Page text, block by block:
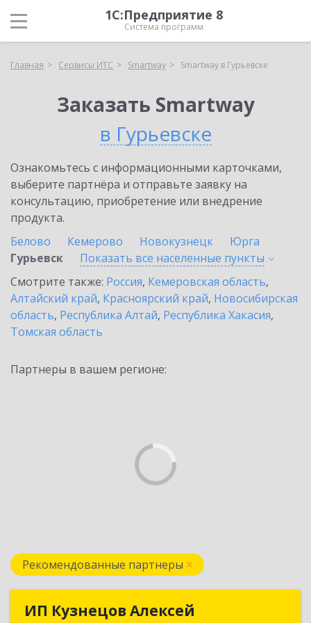
1С:Предприятие 8
Система программ
Главная Сервисы ИТС Smartway Smartway в Гурьевске
Заказать Smartway
в Гурьевске
Ознакомьтесь с информационными карточками,
выберите партнёра и отправьте заявку на
консультацию, приобретение или внедрение
продукта.
Белово
Кемерово Новокузнецк
Юрга
Гурьевск
Показать все населенные пункты
Смотрите также: Россия, Кемеровская область,
Алтайский край, Красноярский край, Новосибирская
область, Республика Алтай, Республика Хакасия,
Томская область
Партнеры в вашем регионе:
Рекомендованные партнеры
ИП Кузнецов АлексейИП Кузнецов Алексей